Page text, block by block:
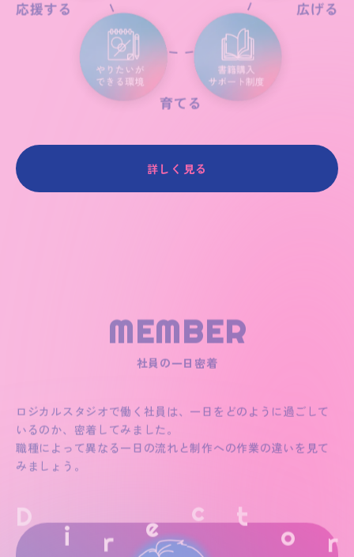
詳しく見る
D e c t
MEMBER
いるのか、密着してみました。
職種によって異なる一日の流れと制作への作業の違いを見て
みましょう。